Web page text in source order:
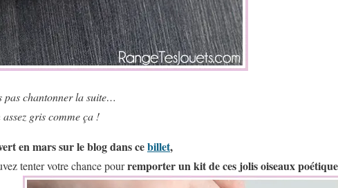
pas chantonner la suite…
gris comme ça !
en mars sur le blog dans cebillet,
tenter votre chance pourremporter un kit de ces jolis oiseaux